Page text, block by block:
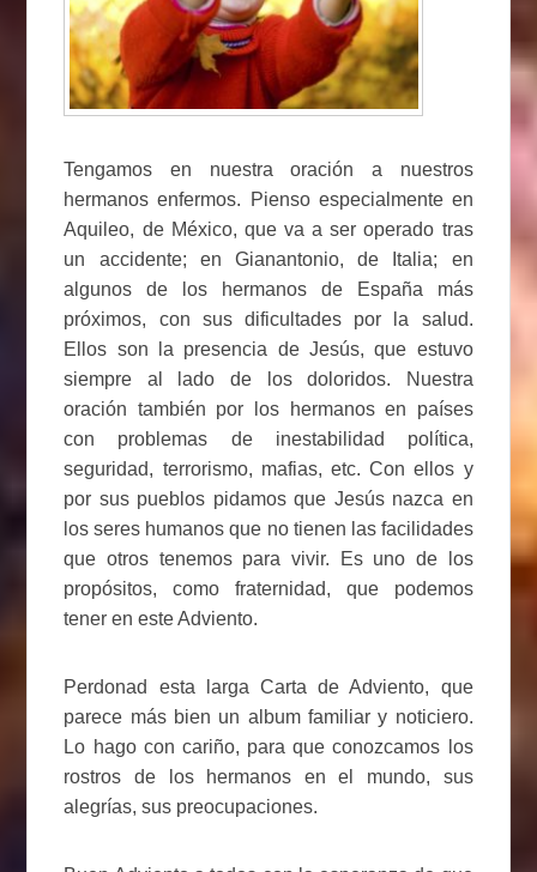
Tengamos en nuestra oración a nuestros
hermanos enfermos. Pienso especialmente en
Aquileo, de México, que va a ser operado tras
un accidente; en Gianantonio, de Italia; en
algunos de los hermanos de España más
próximos, con sus dificultades por la salud.
Ellos son la presencia de Jesús, que estuvo
siempre al lado de los doloridos. Nuestra
oración también por los hermanos en países
con problemas de inestabilidad política,
seguridad, terrorismo, mafias, etc. Con ellos y
por sus pueblos pidamos que Jesús nazca en
los seres humanos que no tienen las facilidades
que otros tenemos para vivir. Es uno de los
propósitos, como fraternidad, que podemos
tener en este Adviento.
Perdonad esta larga Carta de Adviento, que
parece más bien un album familiar y noticiero.
Lo hago con cariño, para que conozcamos los
rostros de los hermanos en el mundo, sus
alegrías, sus preocupaciones.